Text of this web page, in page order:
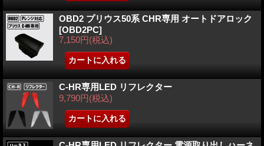
OBD2 プリウス50系 CHR専用 オートドアロック
[OBD2PC]
7,150円(税込)
C-HR専用LED リフレクター
9,790円(税込)